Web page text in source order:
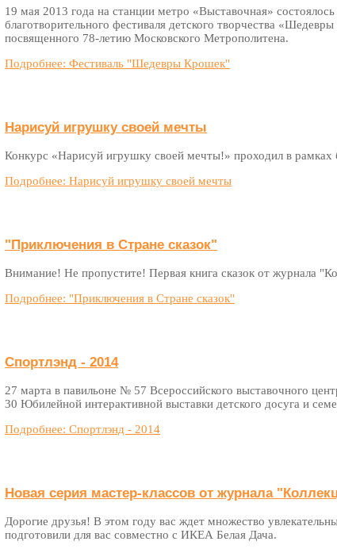
19 мая 2013 года на станции метро «Выставочная»
благотворительного фестиваля детского творчества
посвященного 78-летию Московского Метрополитена.
Подробнее: Фестиваль "Шедевры Крошек"
Нарисуй игрушку своей мечты
Конкурс «Нарисуй игрушку своей мечты!» проходил в
Подробнее: Нарисуй игрушку своей мечты
"Приключения в Стране сказок"
Внимание! Не пропустите! Первая книга сказок от журнала
Подробнее: "Приключения в Стране сказок"
Спортлэнд - 2014
27 марта в павильоне № 57 Всероссийского выставочного
30 Юбилейной интерактивной выставки детского досуга и
Подробнее: Спортлэнд - 2014
Новая серия мастер-классов от журнала
Дорогие друзья! В этом году вас ждет множество
подготовили для вас совместно c ИКЕА Белая Дача.